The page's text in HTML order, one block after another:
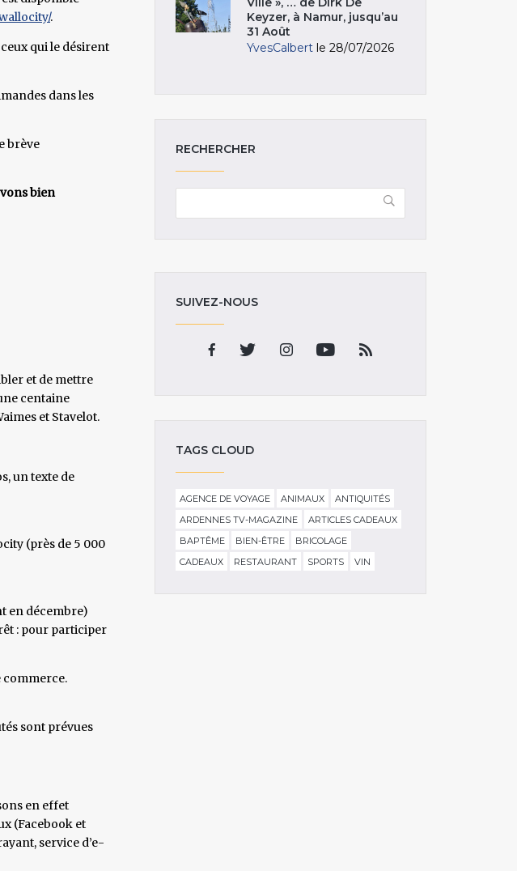
.
qui le désirent
dans les
brève
bien
et de mettre
centaine
et Stavelot.
un texte de
(près de 5 000
en décembre)
: pour participer
commerce.
sont prévues
en effet
(Facebook et
service d’e-
Keyzer, à Namur, jusqu’au
31 Août
YvesCalbert le 28/07/2026
RECHERCHER
SUIVEZ-NOUS
TAGS CLOUD
AGENCE DE VOYAGE ANIMAUX
ANTIQUITÉS
ARDENNES TV-MAGAZINE
ARTICLES CADEAUX
BAPTÊME
BIEN-ÊTRE
BRICOLAGE
CADEAUX
RESTAURANT SPORTS VIN